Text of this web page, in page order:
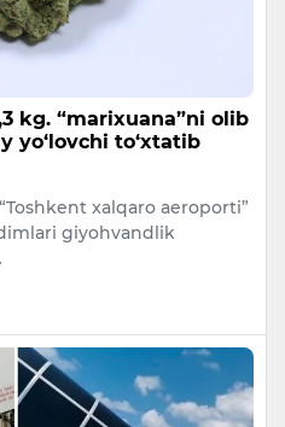
kg. “marixuana”ni olib
yo‘lovchi to‘xtatib
xalqaro aeroporti”
giyohvandlik